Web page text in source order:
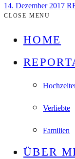
14. Dezember 2017
CLOSE MENU
HOME
Verliebte
Familien
ÜBER